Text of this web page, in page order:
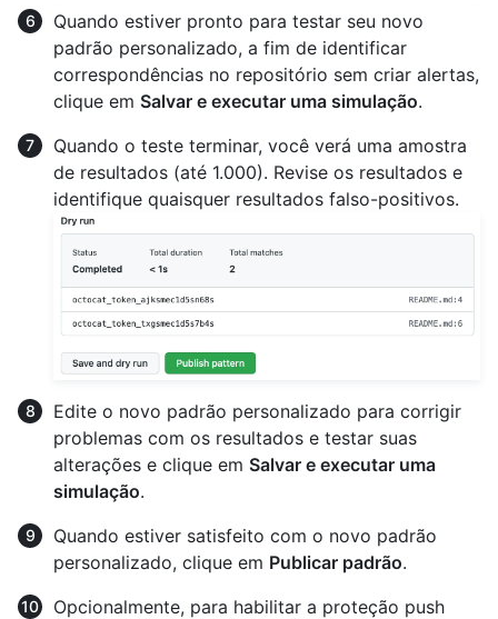
Quando estiver pronto para testar seu novo
padrão personalizado, a fim de identificar
correspondências no repositório sem criar alertas,
clique em Salvar e executar uma simulação.
Quando o teste terminar, você verá uma amostra
de resultados (até 1.000). Revise os resultados e
identifique quaisquer resultados falso-positivos.
Edite o novo padrão personalizado para corrigir
problemas com os resultados e testar suas
alterações e clique em Salvar e executar uma
simulação.
Quando estiver satisfeito com o novo padrão
personalizado, clique em Publicar padrão.
Opcionalmente, para habilitar a proteção push